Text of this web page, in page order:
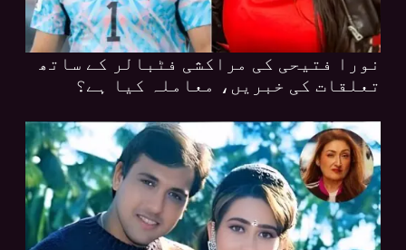
نورا فتیحی کی مراکشی فٹبالر کے ساتھ
تعلقات کی خبریں، معاملہ کیا ہے؟